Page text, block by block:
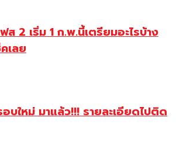
ส 2 เริ่ม 1 ก.พ.นี้เตรียมอะไรบ้าง
เลย
บใหม่ มาแล้ว!!! รายละเอียดไปติด